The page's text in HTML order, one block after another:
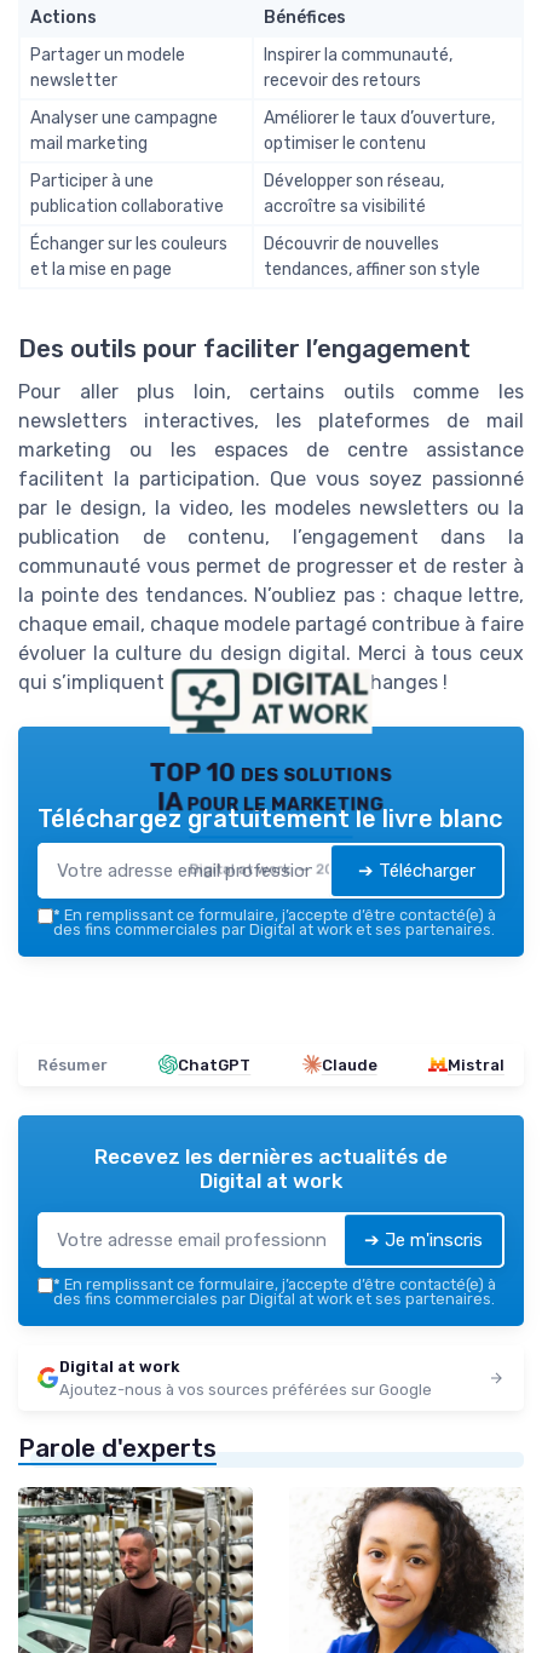
Actions
Bénéfices
Partager un modele
newsletter
Inspirer la communauté,
recevoir des retours
Analyser une campagne
mail marketing
Améliorer le taux d’ouverture,
optimiser le contenu
Participer à une
publication collaborative
Développer son réseau,
accroître sa visibilité
Échanger sur les couleurs
et la mise en page
Découvrir de nouvelles
tendances, affiner son style
Des outils pour faciliter l’engagement
Pour aller plus loin, certains outils comme les
newsletters interactives, les plateformes de mail
marketing ou les espaces de centre assistance
facilitent la participation. Que vous soyez passionné
par le design, la video, les modeles newsletters ou la
publication de contenu, l’engagement dans la
communauté vous permet de progresser et de rester à
la pointe des tendances. N’oubliez pas : chaque lettre,
chaque email, chaque modele partagé contribue à faire
évoluer la culture du design digital. Merci à tous ceux
qui s’impliquent et enrichissent ces échanges !
TOP 10 des solutions
IA pour le marketing
Digital at work — 2026
Téléchargez gratuitement le livre blanc
➔ Télécharger
* En remplissant ce formulaire, j’accepte d’être contacté(e) à
des fins commerciales par Digital at work et ses partenaires.
Résumer ChatGPT Claude Mistral
Recevez les dernières actualités de
Digital at work
➔ Je m'inscris
* En remplissant ce formulaire, j’accepte d’être contacté(e) à
des fins commerciales par Digital at work et ses partenaires.
Digital at work
Ajoutez-nous à vos sources préférées sur Google
Parole d'experts